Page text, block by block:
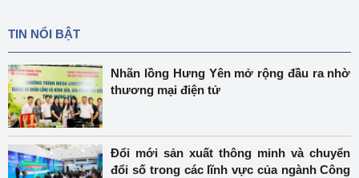
TIN NỔI BẬT
Nhãn lồng Hưng Yên mở rộng đầu ra nhờ
thương mại điện tử
Đổi mới sản xuất thông minh và chuyển
đổi số trong các lĩnh vực của ngành Công